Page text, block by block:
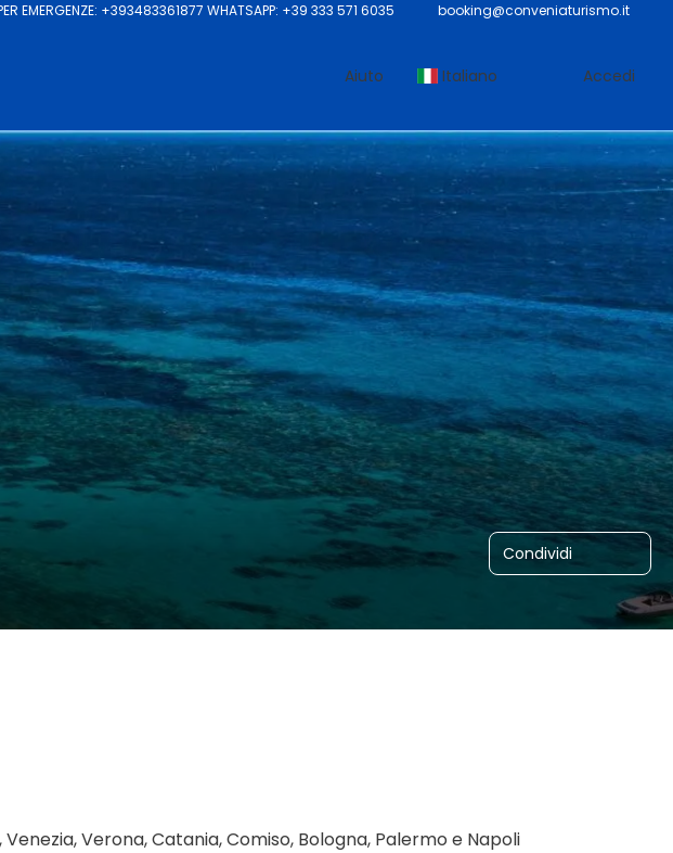
EMERGENZE: +393483361877 WHATSAPP: +39 333 571 6035 booking@conveniaturismo.it
Aiuto Italiano Accedi
Condividi
Verona, Catania, Comiso, Bologna, Palermo e Napoli